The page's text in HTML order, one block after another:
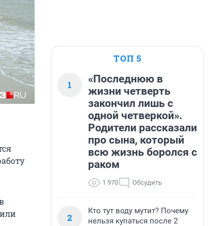
ТОП 5
1
«Последнюю в
жизни четверть
закончил лишь с
одной четверкой».
Родители рассказали
про сына, который
всю жизнь боролся с
раком
1 970 Обсудить
2
Кто тут воду мутит? Почему
нельзя купаться после 2